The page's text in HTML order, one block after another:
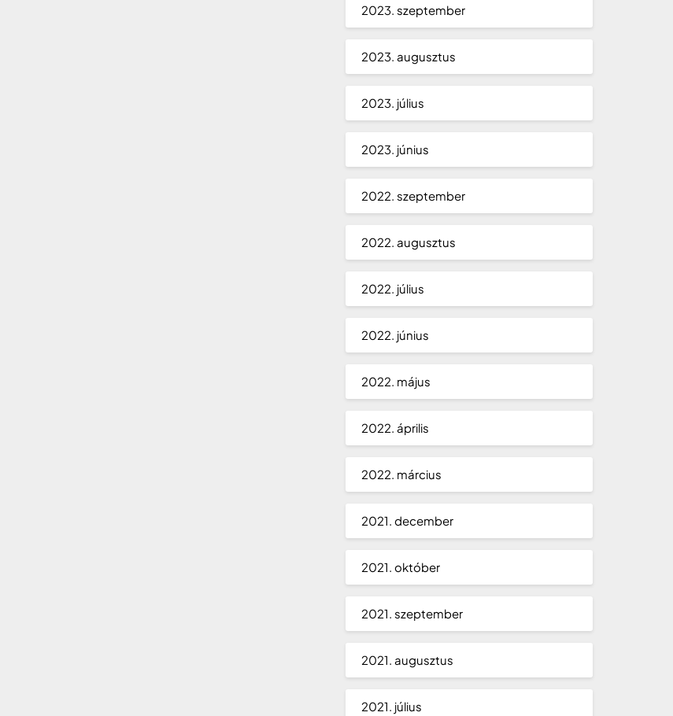
2023. szeptember
2023. augusztus
2023. július
2023. június
2022. szeptember
2022. augusztus
2022. július
2022. június
2022. május
2022. április
2022. március
2021. december
2021. október
2021. szeptember
2021. augusztus
2021. július